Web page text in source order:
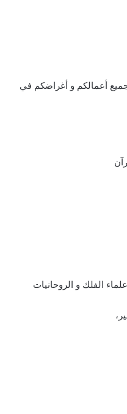
أعمالكم و أغراضكم في
الفلك و الروحانيات